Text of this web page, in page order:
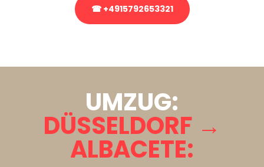
☎ +4915792653321
UMZUG:
DÜSSELDORF →
ALBACETE: